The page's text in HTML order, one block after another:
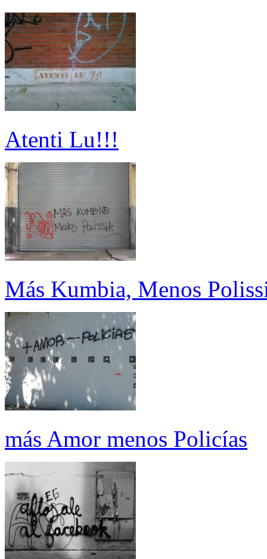
Atenti Lu!!!
Más Kumbia, Menos
más Amor menos Policías